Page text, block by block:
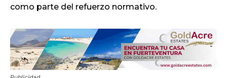
como parte del refuerzo normativo.